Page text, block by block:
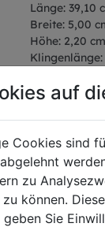
Länge: 39,10
Breite: 5,00
Höhe: 2,20 cm
Klingenlänge:
Sie
auf
Cookies sind
zu
können.
Sie